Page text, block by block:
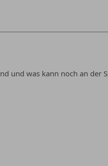
und was kann noch an der